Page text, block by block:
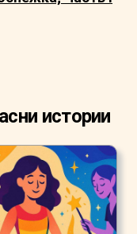
истории